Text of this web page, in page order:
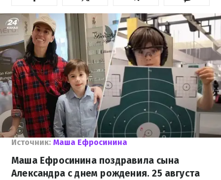
Источник: Маша Ефросинина
Маша Ефросинина поздравила сына
Александра с днем рождения. 25 августа